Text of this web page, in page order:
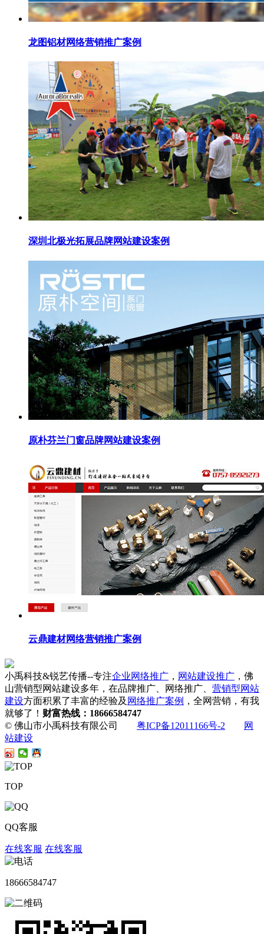
龙图铝材网络营销推广案例
深圳北极光拓展品牌网站建设案例
原朴芬兰门窗品牌网站建设案例
云鼎建材网络营销推广案例
小禹科技&锐艺传播--专注企业网络推广 ， 网站建设推广 ，佛
山营销型网站建设多年，在品牌推广、网络推广、 营销型网站
建设方面积累了丰富的经验及 网络推广案例 ，全网营销，有我
就够了！ 财富热线：18666584747
© 佛山市小禹科技有限公司 粤ICP备12011166号-2
网
站建设
TOP
QQ客服
在线客服 在线客服
18666584747